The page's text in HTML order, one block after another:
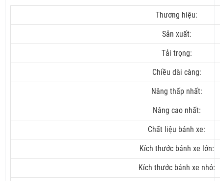
Thương hiệu:
Sản xuất:
Tải trọng:
Chiều dài càng:
Nâng thấp nhất:
Nâng cao nhất:
Chất liệu bánh xe:
Kích thước bánh xe lớn:
Kích thước bánh xe nhỏ: